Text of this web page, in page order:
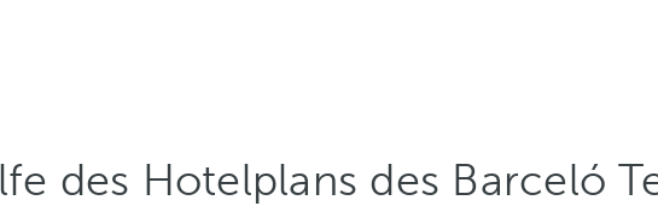
des Hotelplans des Barceló